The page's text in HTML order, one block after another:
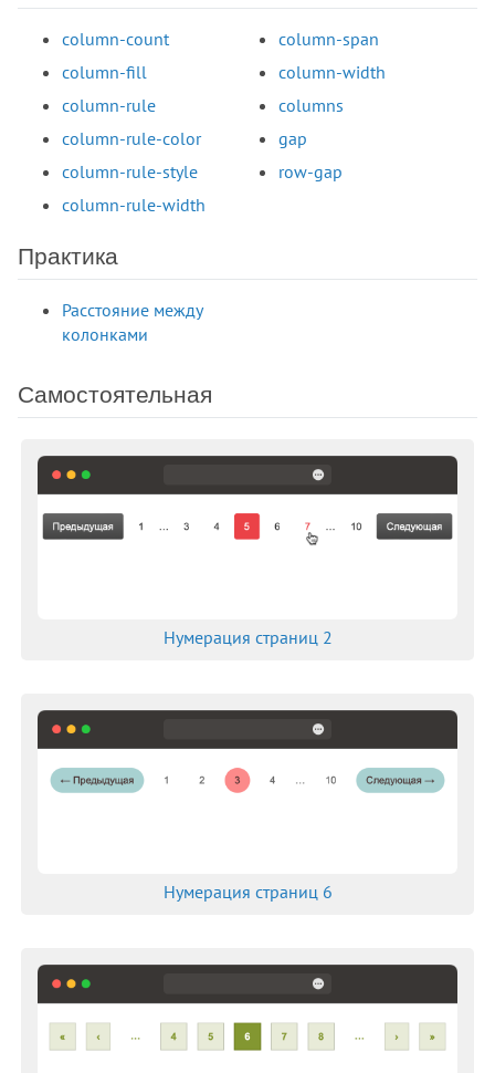
column-count
column-fill
column-rule
column-rule-color
column-rule-style
column-rule-width
column-span
column-width
columns
gap
row-gap
Практика
Расстояние между
колонками
Самостоятельная
Нумерация страниц 2
Нумерация страниц 6
border-inline-color
border-inline-end
border-inline-end-color
border-inline-end-style
border-inline-start-color
border-inline-start-style
border-inline-style
border-inline-width
border-left
border-left-style
border-left-width
border-right
border-right-color
border-right-style
border-start-start-radius
border-top-color
border-top-right-radius
box-shadow
box-sizing
caption-side
caret-color